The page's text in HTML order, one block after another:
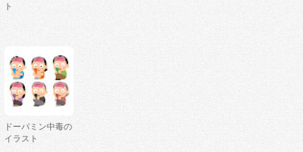
ト
ドーパミン中毒の
イラスト